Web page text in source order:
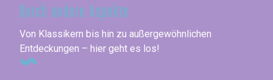
Durch andere Aspekte
Von Klassikern bis hin zu außergewöhnlichen
Entdeckungen – hier geht es los!